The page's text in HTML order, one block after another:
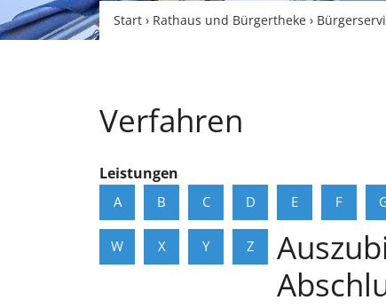
Start › Rathaus und Bürgertheke ›
Verfahren
Leistungen
A B C D E F
W X Y Z